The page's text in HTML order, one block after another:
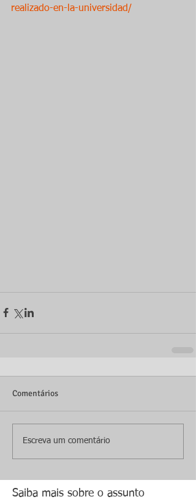
realizado-en-la-universidad/
Comentários
Escreva um comentário
Saiba mais sobre o assunto